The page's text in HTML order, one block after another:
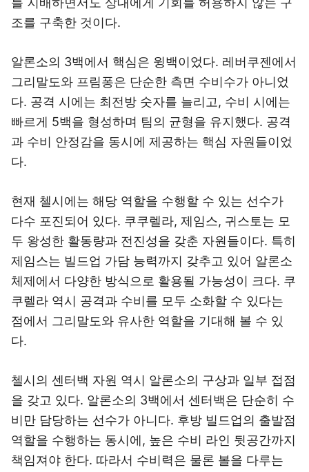
조를 구축한 것이다.
알론소의 3백에서 핵심은 윙백이었다. 레버쿠젠에서
그리말도와 프림퐁은 단순한 측면 수비수가 아니었
다. 공격 시에는 최전방 숫자를 늘리고, 수비 시에는
빠르게 5백을 형성하며 팀의 균형을 유지했다. 공격
과 수비 안정감을 동시에 제공하는 핵심 자원들이었
다.
현재 첼시에는 해당 역할을 수행할 수 있는 선수가
다수 포진되어 있다. 쿠쿠렐라, 제임스, 귀스토는 모
두 왕성한 활동량과 전진성을 갖춘 자원들이다. 특히
제임스는 빌드업 가담 능력까지 갖추고 있어 알론소
체제에서 다양한 방식으로 활용될 가능성이 크다. 쿠
쿠렐라 역시 공격과 수비를 모두 소화할 수 있다는
점에서 그리말도와 유사한 역할을 기대해 볼 수 있
다.
첼시의 센터백 자원 역시 알론소의 구상과 일부 접점
을 갖고 있다. 알론소의 3백에서 센터백은 단순히 수
비만 담당하는 선수가 아니다. 후방 빌드업의 출발점
역할을 수행하는 동시에, 높은 수비 라인 뒷공간까지
책임져야 한다. 따라서 수비력은 물론 볼을 다루는